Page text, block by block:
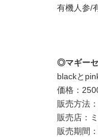
有機人参/
◎マギー
blackと
価格：
販売方法
販売店：
販売期間